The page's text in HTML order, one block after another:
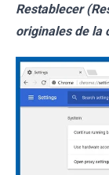
Restablecer
originales de la